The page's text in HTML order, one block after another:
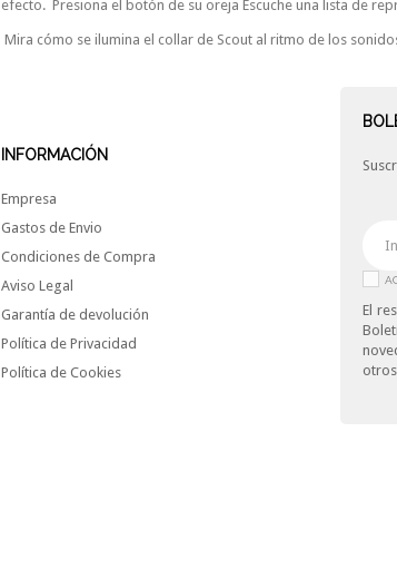
efecto. Presiona el botón de su oreja Escuche una lista de
Mira cómo se ilumina el collar de Scout al ritmo de los
INFORMACIÓN
Empresa
Gastos de Envio
Condiciones de Compra
Aviso Legal
Garantía de devolución
Política de Privacidad
Política de Cookies
El